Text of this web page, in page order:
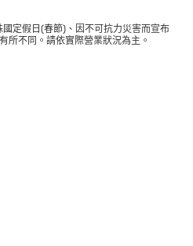
定假日(春節)、因不可抗力災害而宣布
所不同。請依實際營業狀況為主。